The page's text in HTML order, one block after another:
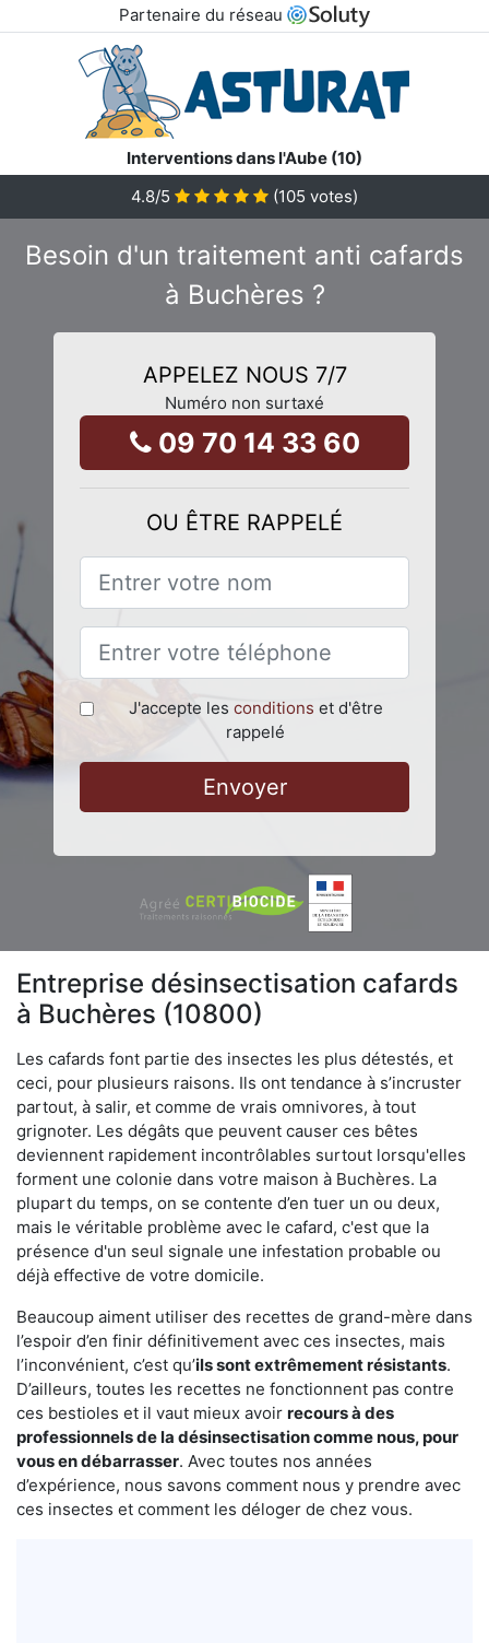
Partenaire du réseau
Interventions dans l'Aube (10)
4.8/5 (105 votes)
Besoin d'un traitement anti cafards
à Buchères ?
APPELEZ NOUS 7/7
Numéro non surtaxé
09 70 14 33 60
OU ÊTRE RAPPELÉ
J'accepte les conditions et d'être
rappelé
Envoyer
Entreprise désinsectisation cafards
à Buchères (10800)
Les cafards font partie des insectes les plus détestés, et
ceci, pour plusieurs raisons. Ils ont tendance à s’incruster
partout, à salir, et comme de vrais omnivores, à tout
grignoter. Les dégâts que peuvent causer ces bêtes
deviennent rapidement incontrôlables surtout lorsqu'elles
forment une colonie dans votre maison à Buchères. La
plupart du temps, on se contente d’en tuer un ou deux,
mais le véritable problème avec le cafard, c'est que la
présence d'un seul signale une infestation probable ou
déjà effective de votre domicile.
Beaucoup aiment utiliser des recettes de grand-mère dans
l’espoir d’en finir définitivement avec ces insectes, mais
l’inconvénient, c’est qu’ils sont extrêmement résistants.
D’ailleurs, toutes les recettes ne fonctionnent pas contre
ces bestioles et il vaut mieux avoir recours à des
professionnels de la désinsectisation comme nous, pour
vous en débarrasser. Avec toutes nos années
d’expérience, nous savons comment nous y prendre avec
ces insectes et comment les déloger de chez vous.